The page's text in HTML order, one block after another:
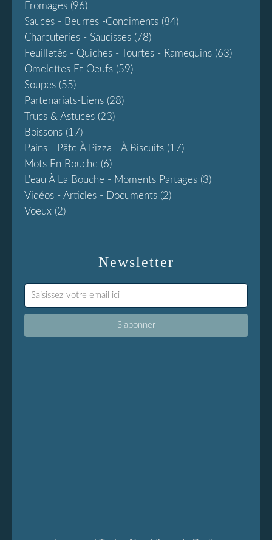
Newsletter
Fromages (96)
Sauces - Beurres -condiments (84)
Charcuteries - Saucisses (78)
Feuilletés - Quiches - Tourtes - Ramequins (63)
Omelettes Et Oeufs (59)
Soupes (55)
Partenariats-Liens (28)
Trucs & Astuces (23)
Boissons (17)
Pains - Pâte À Pizza - À Biscuits (17)
Mots En Bouche (6)
L'eau À La Bouche - Moments Partages (3)
Vidéos - Articles - Documents (2)
Voeux (2)